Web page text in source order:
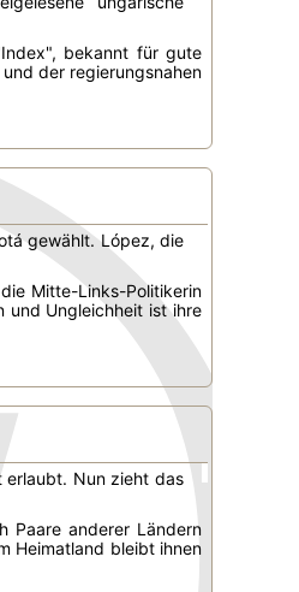
bekannt für gute
der regierungsnahen
gewählt. López, die
Mitte-Links-Politikerin
und Ungleichheit ist ihre
erlaubt. Nun zieht das
Paare anderer Ländern
Heimatland bleibt ihnen